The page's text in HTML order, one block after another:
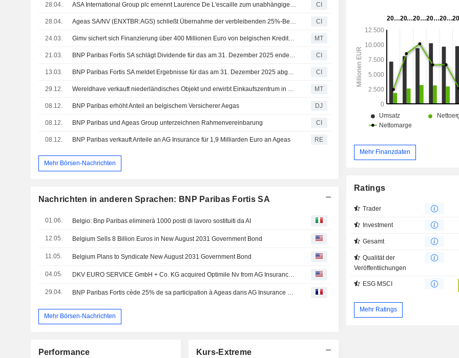
28.04. ASA International Group plc ernennt Laurence De L'escaille zum unabhängigen Non-Executive Director sowie zum Mitglied des Prüfungs- und Risikoausschusses, des Vergütungsausschusses, des Nominierungsausschusses und des Ausschusses der unabhängigen Direktoren CI
28.04. Ageas SA/NV (ENXTBR:AGS) schließt Übernahme der verbleibenden 25%-Beteiligung an AG Insurance SA/NV von BNP Paribas Fortis SA (ENXTBR:017250539) ab. CI
24.03. Gimv sichert sich Finanzierung über 400 Millionen Euro von belgischen Kreditgebern MT
21.03. BNP Paribas Fortis SA schlägt Dividende für das am 31. Dezember 2025 endende Geschäftsjahr vor, zahlbar am 11. Mai 2026 CI
13.03. BNP Paribas Fortis SA meldet Ergebnisse für das am 31. Dezember 2025 abgeschlossene Geschäftsjahr CI
29.12. Wereldhave verkauft niederländisches Objekt und erwirbt Einkaufszentrum in Belgien MT
08.12. BNP Paribas erhöht Anteil an belgischem Versicherer Aegas DJ
08.12. BNP Paribas und Ageas Group unterzeichnen Rahmenvereinbarung CI
08.12. BNP Paribas verkauft Anteile an AG Insurance für 1,9 Milliarden Euro an Ageas RE
Mehr Börsen-Nachrichten
Nachrichten in anderen Sprachen: BNP Paribas Fortis SA
01.06. Belgio: Bnp Paribas eliminerà 1000 posti di lavoro sostituiti da AI
12.05. Belgium Sells 8 Billion Euros in New August 2031 Government Bond
11.05. Belgium Plans to Syndicate New August 2031 Government Bond
04.05.
29.04.
Mehr Börsen-Nachrichten
Performance Kurs-Extreme
Mehr Finanzdaten
Ratings
Trader
Investment
Gesamt
Qualität der
Veröffentlichungen
ESG MSCI
Mehr Ratings